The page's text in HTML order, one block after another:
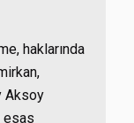
haklarında
Aksoy
esas